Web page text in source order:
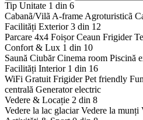
Tip Unitate 1 din 6
Cabanã/Vilã A-frame Agroturisticã
Facilități Exterior3 din 12
Parcare 4x4 Foișor Ceaun Frigider
Confort & Lux 1 din 10
Saună Ciubăr Cinema room Piscină
Facilități Interior 1 din 16
WiFi Gratuit Frigider Pet friendly
centrală Generator electric
Vedere & Locație 2 din 8
Vedere la lac glaciar Vedere la munți